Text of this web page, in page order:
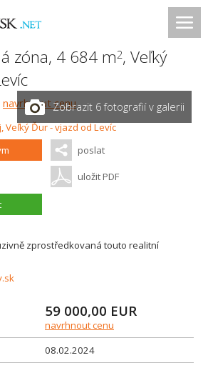
zóna, 4 684 m2, Veľký
navrhnout cenuZobrazit 6 fotografií v galerii
poslat
uložit PDF
zprostředkovaná touto realitní
59 000,00 EUR
navrhnout cenu
08.02.2024